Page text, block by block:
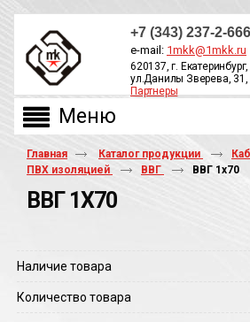
+7 (343) 237-2-666
e-mail: 1mkk@1mkk.ru
620137, г. Екатеринбург,
ул.Данилы Зверева, 31,
Партнеры
Главная Каталог продукции
ПВХ изоляцией
ВВГ ВВГ 1х70
ВВГ 1Х70
Наличие товара
Количество товара